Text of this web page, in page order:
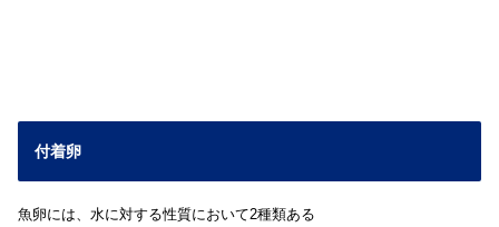
付着卵
魚卵には、水に対する性質において2種類ある